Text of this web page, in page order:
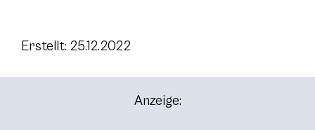
Erstellt: 25.12.2022
Anzeige: